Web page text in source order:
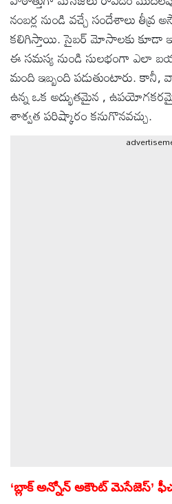
వ్యవసాయం
ఓటీటీ
వీడియోలు
ఆటోమొబైల్
నంబర్ల నుండి వచ్చే సందేశాలు తీవ్ర
కలిగిస్తాయి. సైబర్ మోసాలకు కూడా
ఈ సమస్య నుండి సులభంగా
మంది ఇబ్బంది పడుతుంటారు. కానీ,
ఉన్న ఒక అద్భుతమైన ,
శాశ్వత పరిష్కారం కనుగొనవచ్చు.
‘బ్లాక్ అన్నోన్ అకౌంట్ మెసేజెస్’